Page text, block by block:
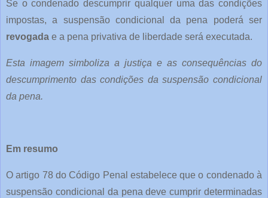
Se o condenado descumprir qualquer uma das condições
impostas, a suspensão condicional da pena poderá ser
revogada e a pena privativa de liberdade será executada.
Esta imagem simboliza a justiça e as consequências do
descumprimento das condições da suspensão condicional
da pena.
Em resumo
O artigo 78 do Código Penal estabelece que o condenado à
suspensão condicional da pena deve cumprir determinadas